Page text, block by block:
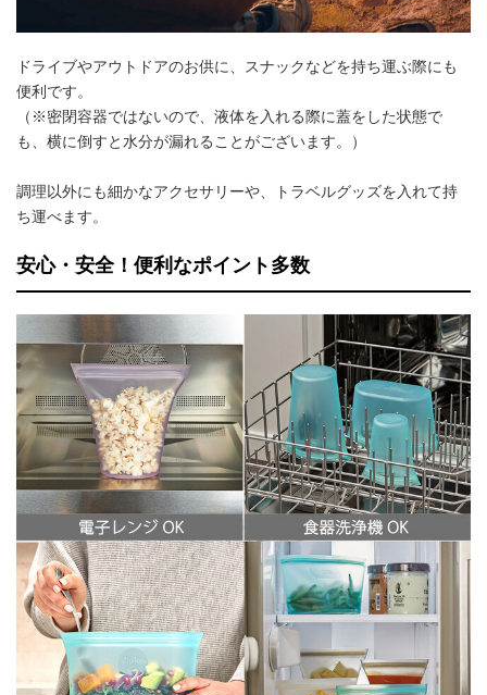
ドライブやアウトドアのお供に、スナックなどを持ち運ぶ際にも
便利です。
（※密閉容器ではないので、液体を入れる際に蓋をした状態で
も、横に倒すと水分が漏れることがございます。）
調理以外にも細かなアクセサリーや、トラベルグッズを入れて持
ち運べます。
安心・安全！便利なポイント多数